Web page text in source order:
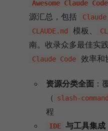
Awesome Claude Code
源汇总，包括
CLAUDE.md 模板、
南。收录众多最佳实
Claude Code 效率和
资源分类全面 ：
（
程
IDE 与工具集成